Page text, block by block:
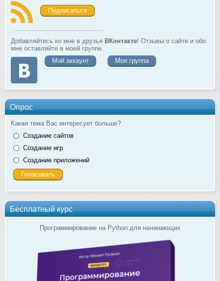
Подписаться
Добавляйтесь ко мне в друзья ВКонтакте! Отзывы о сайте и обо
мне оставляйте в моей группе.
Мой аккаунт
Моя группа
Опрос
Какая тема Вас интересует больше?
Создание сайтов
Создание игр
Создание приложений
Бесплатный курс
Программирование на Python для начинающих